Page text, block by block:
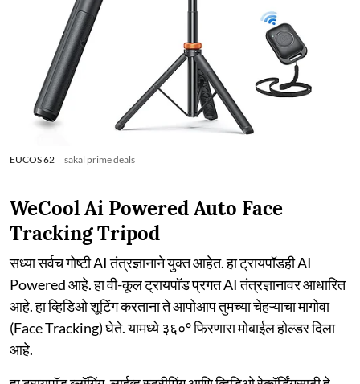
EUCOS 62 sakal prime deals
WeCool Ai Powered Auto Face
Tracking Tripod
सध्या सर्वच गोष्टी AI तंत्रज्ञानाने युक्त आहेत. हा ट्रायपॉडही AI
Powered आहे. हा वी-कूल ट्रायपॉड प्रगत AI तंत्रज्ञानावर आधारित
आहे. हा व्हिडिओ शूटिंग करताना ते आपोआप तुमच्या चेहऱ्याचा मागोवा
(Face Tracking) घेते. यामध्ये ३६०° फिरणारा मोबाईल होल्डर दिला
आहे.